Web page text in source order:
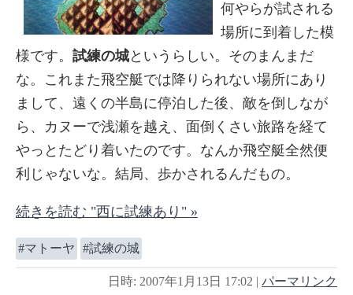
何やらが試される
場所に到着した模
様です。 試練の城というらしい。そのまんまだ
な。これまた飛空艇では降りられない場所にあり
まして、遠くの半島に停泊した後、敵を倒しなが
ら、カヌーで浅瀬を越え、面倒くさい旅路を経て
やっとたどり着いたのです。なんか飛空艇全然便
利じゃないな。結局、歩かされるんだもの。
続きを読む "西に試練あり" »
マトーヤ 試練の城
日時: 2007年1月13日 17:02 | パーマリンク